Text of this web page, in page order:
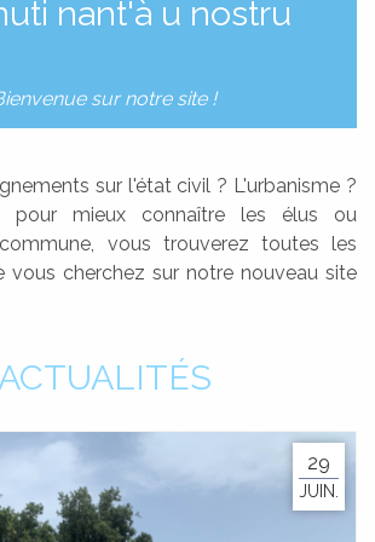
MATRIMONIU È PACS
nant'à u nostru
sur notre site !
sur l'état civil ? L'urbanisme ?
pour mieux connaître les élus ou
vous trouverez toutes les
vous cherchez sur notre nouveau site
29
JUIN.